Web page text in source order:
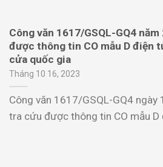
Công văn 1617/GSQL-GQ4
được thông tin CO mẫu D điện
cửa quốc gia
Tháng 10 16, 2023
Công văn 1617/GSQL-GQ4
tra cứu được thông tin CO mẫu D